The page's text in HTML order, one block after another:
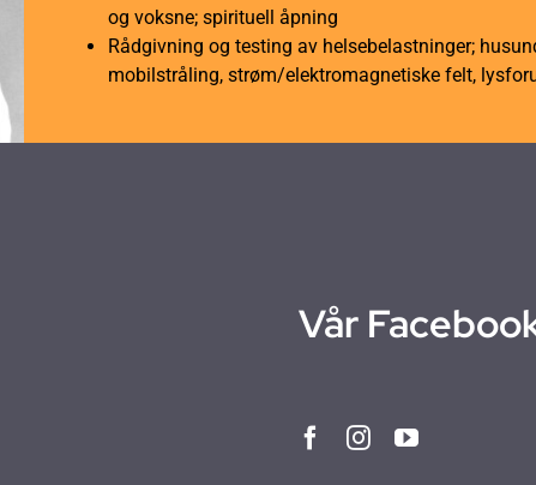
og voksne; spirituell åpning
Rådgivning og testing av helsebelastninger;
mobilstråling, strøm/elektromagnetiske felt,
Vår